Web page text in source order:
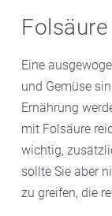
Eine
und Gemüse
Ernährung
mit Folsäure
wichtig,
sollte Sie aber
zu greifen, die